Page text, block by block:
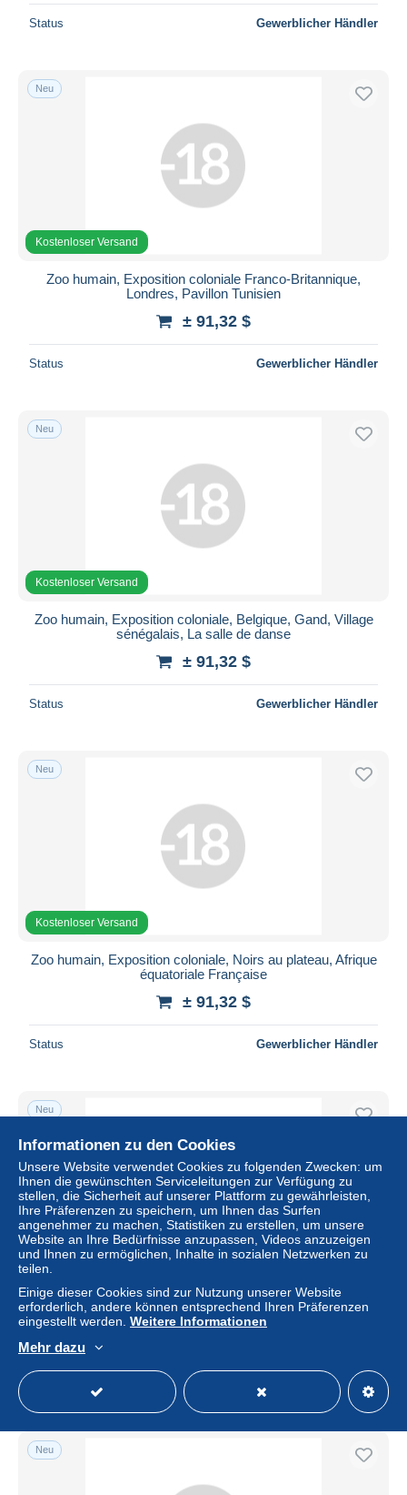
Status Gewerblicher Händler
Neu
Kostenloser Versand
Zoo humain, Exposition coloniale Franco-Britannique,
Londres, Pavillon Tunisien
± 91,32 $
Status Gewerblicher Händler
Neu
Kostenloser Versand
Zoo humain, Exposition coloniale, Belgique, Gand, Village
sénégalais, La salle de danse
± 91,32 $
Status Gewerblicher Händler
Neu
Kostenloser Versand
Zoo humain, Exposition coloniale, Noirs au plateau, Afrique
équatoriale Française
± 91,32 $
Status Gewerblicher Händler
Neu
Kostenloser Versand
Stéréo Zoo humain, exposition coloniale, groupe de
femmes africaines, 1902
Gewerblicher Händler
Neu
Informationen zu den Cookies
Unsere Website verwendet Cookies zu folgenden Zwecken: um
Ihnen die gewünschten Serviceleitungen zur Verfügung zu
stellen, die Sicherheit auf unserer Plattform zu gewährleisten,
Ihre Präferenzen zu speichern, um Ihnen das Surfen
angenehmer zu machen, Statistiken zu erstellen, um unsere
Website an Ihre Bedürfnisse anzupassen, Videos anzuzeigen
und Ihnen zu ermöglichen, Inhalte in sozialen Netzwerken zu
teilen.
Einige dieser Cookies sind zur Nutzung unserer Website
erforderlich, andere können entsprechend Ihren Präferenzen
eingestellt werden. Weitere Informationen
Mehr dazu